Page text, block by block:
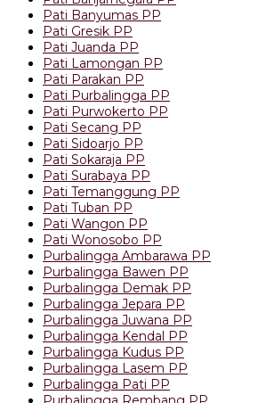
Pati Banyumas PP
Pati Gresik PP
Pati Juanda PP
Pati Lamongan PP
Pati Parakan PP
Pati Purbalingga PP
Pati Purwokerto PP
Pati Secang PP
Pati Sidoarjo PP
Pati Sokaraja PP
Pati Surabaya PP
Pati Temanggung PP
Pati Tuban PP
Pati Wangon PP
Pati Wonosobo PP
Purbalingga Ambarawa PP
Purbalingga Bawen PP
Purbalingga Demak PP
Purbalingga Jepara PP
Purbalingga Juwana PP
Purbalingga Kendal PP
Purbalingga Kudus PP
Purbalingga Lasem PP
Purbalingga Pati PP